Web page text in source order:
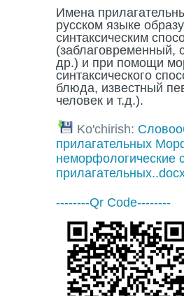
Имена
русском языке
синтаксическим
(заблаговременный,
др.) и при помощи
синтаксического
блюда, известный
человек и т.д.).
Ko'chirish:
прилагательных
неморфологические
--------Qr Code--------